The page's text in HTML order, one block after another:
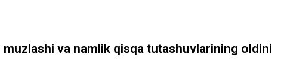
va namlik qisqa tutashuvlarining oldini